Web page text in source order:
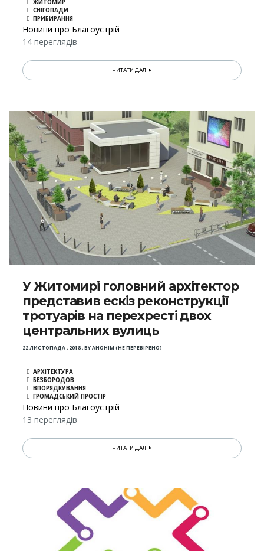
ЖИТОМИР
СНІГОПАДИ
ПРИБИРАННЯ
Новини про Благоустрій
14 переглядів
ЧИТАТИ ДАЛІ
У Житомирі головний архітектор
представив ескіз реконструкції
тротуарів на перехресті двох
центральних вулиць
22 ЛИСТОПАДА , 2018,BYАНОНІМ (НЕ ПЕРЕВІРЕНО)
АРХІТЕКТУРА
БЕЗБОРОДОВ
ВПОРЯДКУВАННЯ
ГРОМАДСЬКИЙ ПРОСТІР
Новини про Благоустрій
13 переглядів
ЧИТАТИ ДАЛІ